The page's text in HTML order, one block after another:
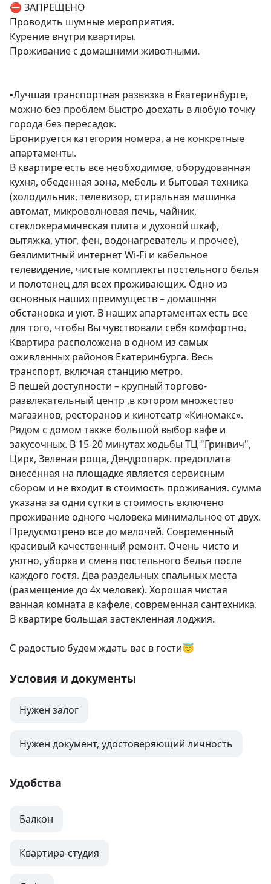
⛔ ЗАПРЕЩЕНО
Проводить шумные мероприятия.
Курение внутри квартиры.
Проживание с домашними животными.
▪️Лучшая транспортная развязка в Екатеринбурге,
можно без проблем быстро доехать в любую точку
города без пересадок.
Бронируется категория номера, а не конкретные
апартаменты.
В квартире есть все необходимое, оборудованная
кухня, обеденная зона, мебель и бытовая техника
(холодильник, телевизор, стиральная машинка
автомат, микроволновая печь, чайник,
стеклокерамическая плита и духовой шкаф,
вытяжка, утюг, фен, водонагреватель и прочее),
безлимитный интернет Wi-Fi и кабельное
телевидение, чистые комплекты постельного белья
и полотенец для всех проживающих. Одно из
основных наших преимуществ – домашняя
обстановка и уют. В наших апартаментах есть все
для того, чтобы Вы чувствовали себя комфортно.
Квартира расположена в одном из самых
оживленных районов Екатеринбурга. Весь
транспорт, включая станцию метро.
В пешей доступности – крупный торгово-
развлекательный центр ,в котором множество
магазинов, ресторанов и кинотеатр «Киномакс».
Рядом с домом также большой выбор кафе и
закусочных. В 15-20 минутах ходьбы ТЦ "Гринвич",
Цирк, Зеленая роща, Дендропарк. предоплата
внесённая на площадке является сервисным
сбором и не входит в стоимость проживания. сумма
указана за одни сутки в стоимость включено
проживание одного человека минимальное от двух.
Предусмотрено все до мелочей. Современный
красивый качественный ремонт. Очень чисто и
уютно, уборка и смена постельного белья после
каждого гостя. Два раздельных спальных места
(размещение до 4х человек). Хорошая чистая
ванная комната в кафеле, современная сантехника.
В квартире большая застекленная лоджия.
С радостью будем ждать вас в гости😇
Условия и документы
Нужен залог
Нужен документ, удостоверяющий личность
Удобства
Балкон
Квартира-студия